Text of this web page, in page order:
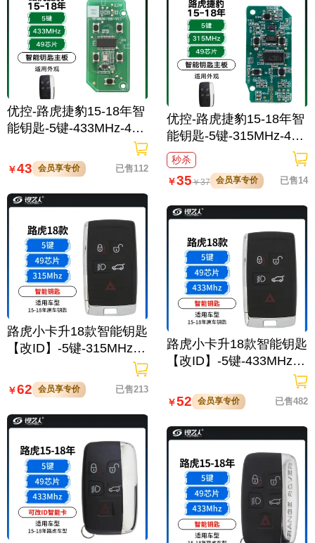
优控-路虎捷豹15-18年智
能钥匙-5键-433MHz-49
￥43 会员享专价 已售112
路虎小卡升18款智能钥匙
【改ID】-5键-315MHz-4
9芯片 适用于15-18年原
车钥匙 不带小钥匙
￥62 会员享专价 已售213
优控-路虎捷豹15-18年智
能钥匙-5键-315MHz-49
芯片
秒杀
￥35￥37 会员享专价 已售14
路虎小卡升18款智能钥匙
【改ID】-5键-433MHz-4
9芯片 适用于15-18年原
车钥匙 不带小钥匙
￥52 会员享专价 已售482